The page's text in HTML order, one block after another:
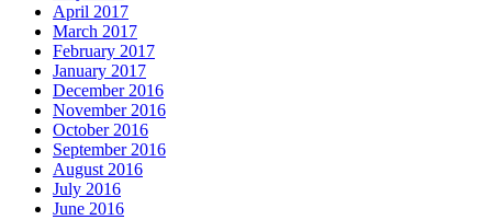
April 2017
March 2017
February 2017
January 2017
December 2016
November 2016
October 2016
September 2016
August 2016
July 2016
June 2016